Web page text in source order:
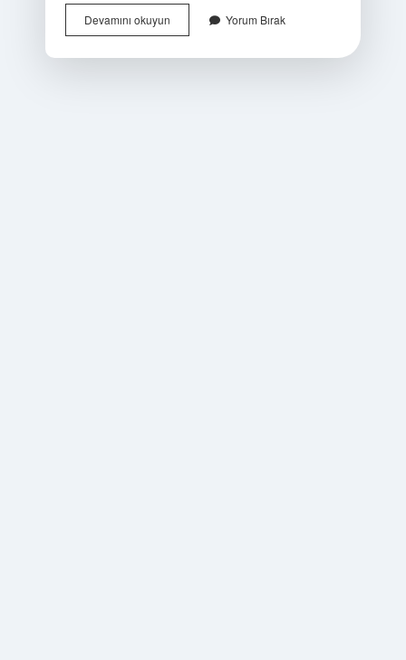
Devamını okuyunBisiklet
Sürme
Yorum Bırak